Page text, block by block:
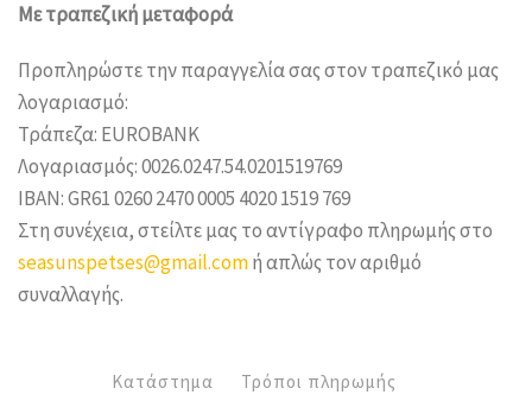
Με τραπεζική μεταφορά
Προπληρώστε την παραγγελία σας στον τραπεζικό μας
λογαριασμό:
Τράπεζα: EUROBANK
Λογαριασμός: 0026.0247.54.0201519769
IBAN: GR61 0260 2470 0005 4020 1519 769
Στη συνέχεια, στείλτε μας το αντίγραφο πληρωμής στο
seasunspetses@gmail.comή απλώς τον αριθμό
συναλλαγής.
Κατάστημα Τρόποι πληρωμής